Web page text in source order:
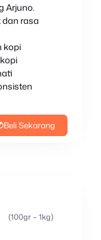
Arjuno.
rasa
kopi
Beli Sekarang
(100gr – 1kg)